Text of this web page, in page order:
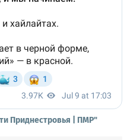
Приднестровья | ПМР"